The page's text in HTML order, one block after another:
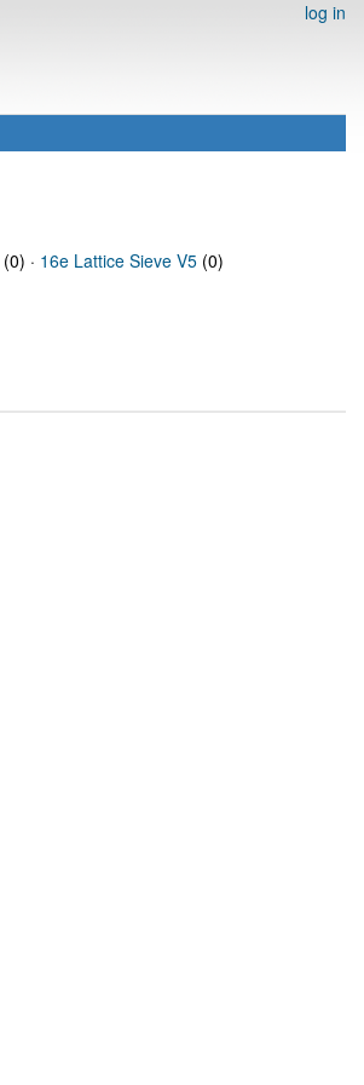
log in
(0) · 16e Lattice Sieve V5 (0)